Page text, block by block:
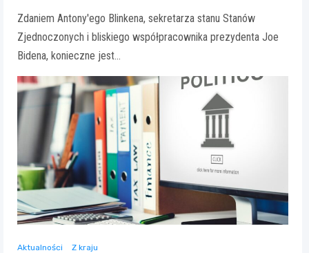
Zdaniem Antony'ego Blinkena, sekretarza stanu Stanów
Zjednoczonych i bliskiego współpracownika prezydenta Joe
Bidena, konieczne jest…
Aktualności Z kraju